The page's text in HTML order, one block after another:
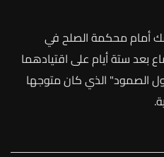
أماممحكمةالصلحفي
بعدستةأيامعلىاقتيادهما
الصمود" الذيكانمتوجها
.